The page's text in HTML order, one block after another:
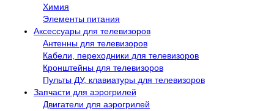
Химия
Элементы питания
Аксессуары для телевизоров
Антенны для телевизоров
Кабели, переходники для телевизоров
Кронштейны для телевизоров
Пульты ДУ, клавиатуры для телевизоров
Запчасти для аэрогрилей
Двигатели для аэрогрилей